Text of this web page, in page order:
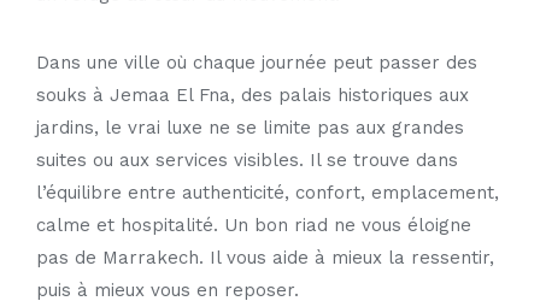
Dans une ville où chaque journée peut passer des
souks à Jemaa El Fna, des palais historiques aux
jardins, le vrai luxe ne se limite pas aux grandes
suites ou aux services visibles. Il se trouve dans
l’équilibre entre authenticité, confort, emplacement,
calme et hospitalité. Un bon riad ne vous éloigne
pas de Marrakech. Il vous aide à mieux la ressentir,
puis à mieux vous en reposer.